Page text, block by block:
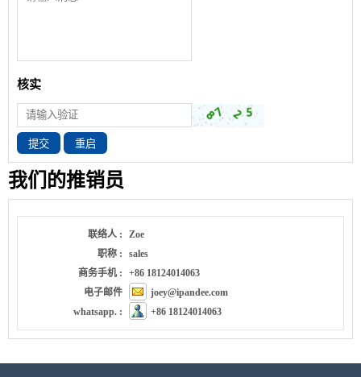
核实
提交 重启
我们的推销员
联络人 :
Zoe
职称 :
sales
商务手机 :
+86 18124014063
电子邮件
joey@ipandee.com
whatsapp. :
+86 18124014063